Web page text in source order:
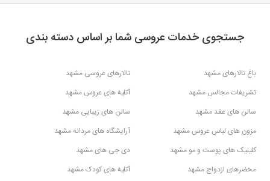
جستجوی خدمات عروسی شما بر اساس دسته بندی
باغ تالارهای مشهد
تالارهای عروسی مشهد
تشریفات مجالس مشهد
آتلیه های عروس مشهد
سالن های عقد مشهد
سالن های زیبایی مشهد
مزون های لباس عروس مشهد
آرایشگاه های مردانه مشهد
کلینیک های پوست و مو مشهد
دی جی های مشهد
محضرهای ازدواج مشهد
آتلیه های کودک مشهد